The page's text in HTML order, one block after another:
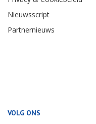
Nieuwsscript
Partnernieuws
VOLG ONS